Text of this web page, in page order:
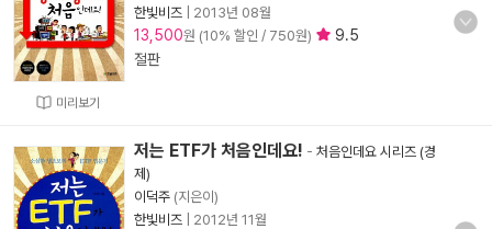
미리보기
한빛비즈
2013년 08월
13,500원 (10% 할인 / 750원)
9.5
절판
저는 ETF가 처음인데요! - 처음인데요 시리즈 (경
제)
이덕주 (지은이)
한빛비즈
2012년 11월